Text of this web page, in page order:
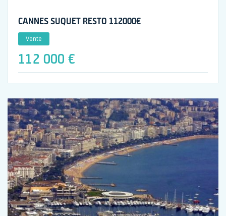
CANNES SUQUET RESTO 112000€
Vente
112 000 €